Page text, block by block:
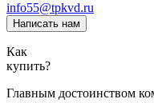
info55@tpkvd.ru
Написать нам
Как
купить?
Главным достоинством